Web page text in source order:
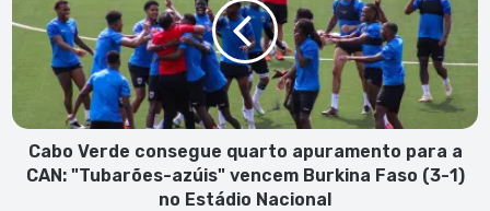
quarto
apuramento
"Tubarões-
azúis"
vencem
Cabo Verde consegue quarto apuramento para a
CAN: "Tubarões-azúis" vencem Burkina Faso (3-1)
no Estádio Nacional